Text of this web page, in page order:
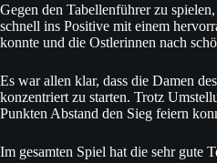
Gegen den Tabellenführer zu
schnell ins Positive mit einem
konnte und die Ostlerinnen nach
Es war allen klar, dass die Damen
konzentriert zu starten. Trotz
Punkten Abstand den Sieg feiern
Im gesamten Spiel hat die sehr gute